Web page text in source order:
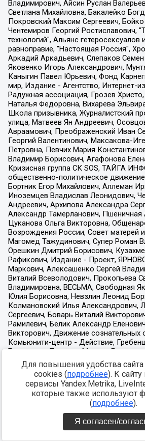
Для повышения удобства
cookies (подробнее). К
сервисы Yandex.Metrika,
которые также используют
(подробнее).
Я согласен/